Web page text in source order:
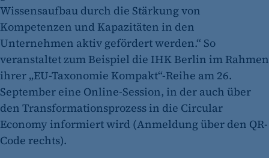
Wissensaufbau durch die Stärkung von
Kompetenzen und Kapazitäten in den
Unternehmen aktiv gefördert werden.“ So
veranstaltet zum Beispiel die IHK Berlin im Rahmen
ihrer „EU-Taxonomie Kompakt“-Reihe am 26.
September eine Online-Session, in der auch über
den Transformationsprozess in die Circular
Economy informiert wird (Anmeldung über den QR-
Code rechts).